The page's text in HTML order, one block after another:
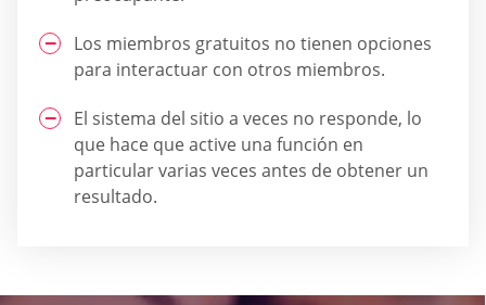
Los miembros gratuitos no tienen opciones
para interactuar con otros miembros.
El sistema del sitio a veces no responde, lo
que hace que active una función en
particular varias veces antes de obtener un
resultado.